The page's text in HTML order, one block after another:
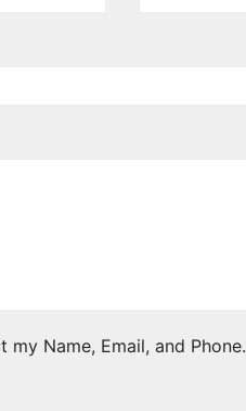
Name, Email, and Phone.